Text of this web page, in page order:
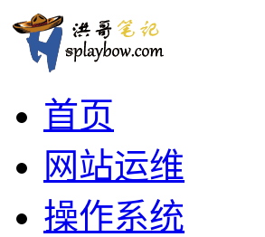
首页
网站运维
操作系统